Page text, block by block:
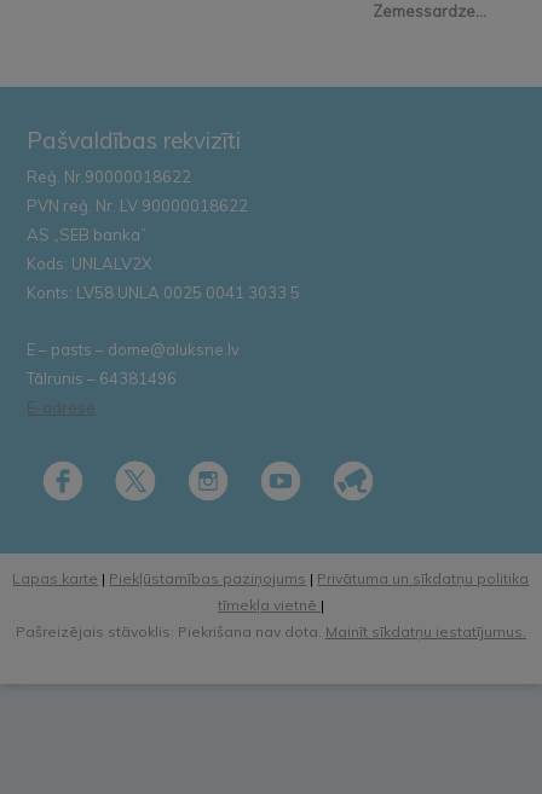
Zemessardze...
Pašvaldības rekvizīti
Reģ. Nr.90000018622
PVN reģ. Nr. LV 90000018622
AS „SEB banka”
Kods: UNLALV2X
Konts: LV58 UNLA 0025 0041 3033 5
E – pasts – dome@aluksne.lv
Tālrunis – 64381496
E-adrese
Lapas karte | Piekļūstamības paziņojums | Privātuma un sīkdatņu politika
tīmekļa vietnē |
Pašreizējais stāvoklis: Piekrišana nav dota. Mainīt sīkdatņu iestatījumus.